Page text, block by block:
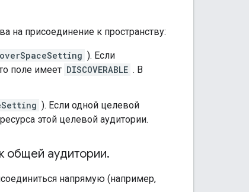
на присоединение к пространству:
). Если
поле имеет DISCOVERABLE . В
). Если одной целевой
этой целевой аудитории.
общей аудитории.
напрямую (например,